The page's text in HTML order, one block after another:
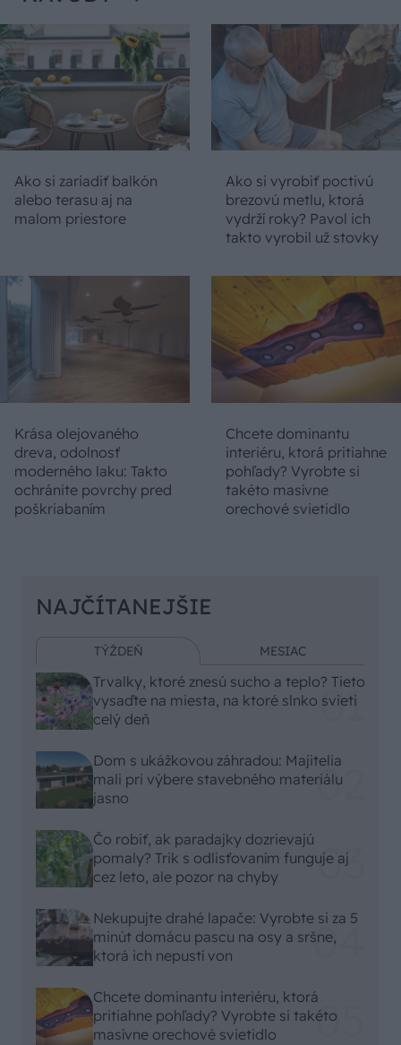
Ako si zariadiť balkón
alebo terasu aj na
malom priestore
Ako si vyrobiť poctivú
brezovú metlu, ktorá
vydrží roky? Pavol ich
takto vyrobil už stovky
Krása olejovaného
dreva, odolnosť
moderného laku: Takto
ochránite povrchy pred
poškriabaním
Chcete dominantu
interiéru, ktorá pritiahne
pohľady? Vyrobte si
takéto masívne
orechové svietidlo
NAJČÍTANEJŠIE
TÝŽDEŇ MESIAC
Trvalky, ktoré znesú sucho a teplo? Tieto
vysaďte na miesta, na ktoré slnko svieti
celý deň
Dom s ukážkovou záhradou: Majitelia
mali pri výbere stavebného materiálu
jasno
Čo robiť, ak paradajky dozrievajú
pomaly? Trik s odlisťovaním funguje aj
cez leto, ale pozor na chyby
Nekupujte drahé lapače: Vyrobte si za 5
minút domácu pascu na osy a sršne,
ktorá ich nepustí von
Chcete dominantu interiéru, ktorá
pritiahne pohľady? Vyrobte si takéto
masívne orechové svietidlo